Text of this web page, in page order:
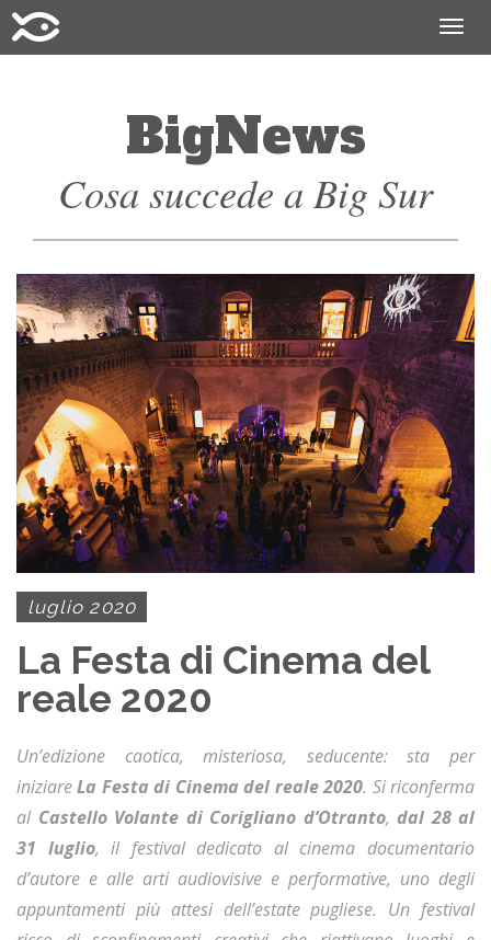
BigNews
Cosa succede a Big Sur
luglio 2020
La Festa di Cinema del
reale 2020
Un’edizione caotica, misteriosa, seducente: sta per
iniziareLa Festa di Cinema del reale 2020. Si riconferma
al Castello Volante di Corigliano d’Otranto, dal 28 al
31 luglio, il festival dedicato al cinema documentario
d’autore e alle arti audiovisive e performative, uno degli
appuntamenti più attesi dell’estate pugliese. Un festival